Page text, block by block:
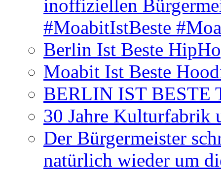
inoffiziellen
#MoabitIstBeste
Berlin Ist Beste
Moabit Ist Beste
BERLIN IST BESTE
30 Jahre Kulturfabrik
Der Bürgermeister
natürlich wieder um